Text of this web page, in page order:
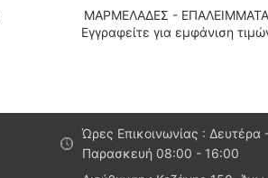
ΜΑΡΜΕΛΑΔΕΣ - ΕΠΑΛΕΙΜΜΑΤΑ
Εγγραφείτε για εμφάνιση
Ώρες Επικοινωνίας : Δευτέρα
Παρασκευή 08:00 - 16:00